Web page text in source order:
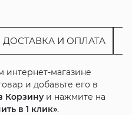
ДОСТАВКА И ОПЛАТА
интернет-магазине
и добавьте его в
Корзинуи нажмите на
в 1 клик».